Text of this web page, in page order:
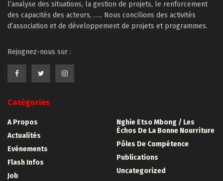
l’analyse des situations, la gestion de projets, le renforcement
des capacités des acteurs, ….. Nous concilions des activités
d’association et de développement de projets et programmes.
Rejognez-nous sur :
Catégories
A Propos
Actualités
Evénements
Flash Infos
Job
Nghie Etso Mbong / Les
Échos De La Bonne Nourriture
Pôles De Compétence
Publications
Uncategorized